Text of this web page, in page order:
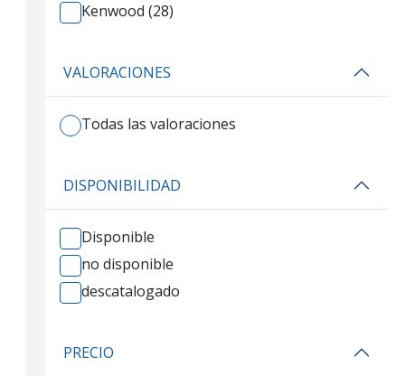
Kenwood (28)
VALORACIONES
Todas las valoraciones
DISPONIBILIDAD
Disponible
no disponible
descatalogado
PRECIO